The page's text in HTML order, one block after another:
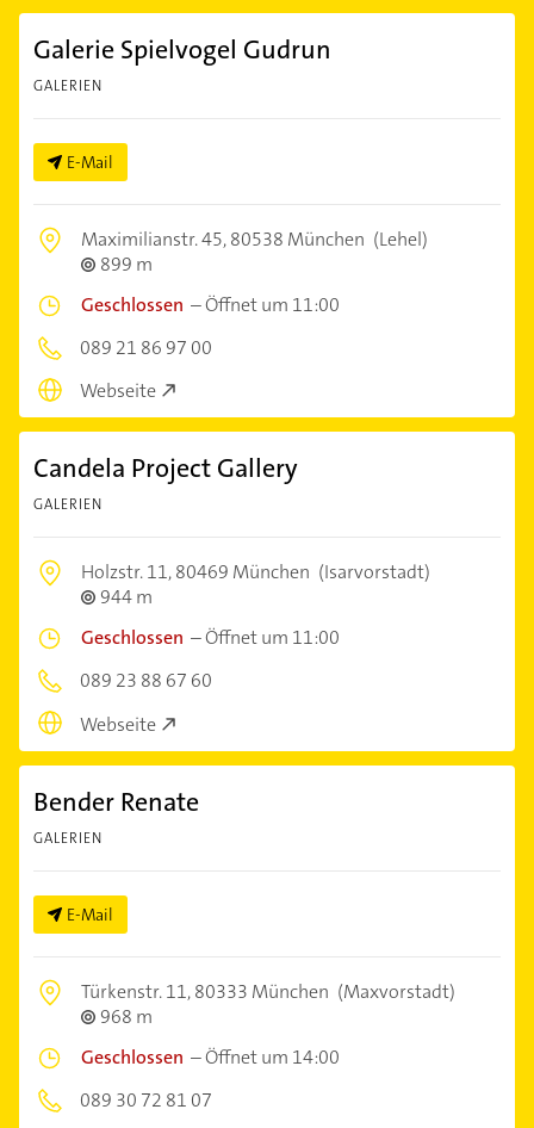
Galerie Spielvogel Gudrun
GALERIEN
E-Mail
Maximilianstr. 45,80538 München (Lehel)
899 m
Geschlossen –Öffnet um 11:00
089 21 86 97 00
Webseite
Candela Project Gallery
GALERIEN
Holzstr. 11,80469 München (Isarvorstadt)
944 m
Geschlossen –Öffnet um 11:00
089 23 88 67 60
Webseite
Bender Renate
GALERIEN
E-Mail
Türkenstr. 11,80333 München (Maxvorstadt)
968 m
Geschlossen –Öffnet um 14:00
089 30 72 81 07